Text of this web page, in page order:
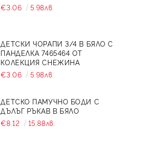
€3.06
5.98лв.
ДЕТСКИ ЧОРАПИ 3/4 В БЯЛО С
ПАНДЕЛКА 7465464 ОТ
КОЛЕКЦИЯ СНЕЖИНА
€3.06
5.98лв.
ДЕТСКО ПАМУЧНО БОДИ С
ДЪЛЪГ РЪКАВ В БЯЛО
€8.12
15.88лв.